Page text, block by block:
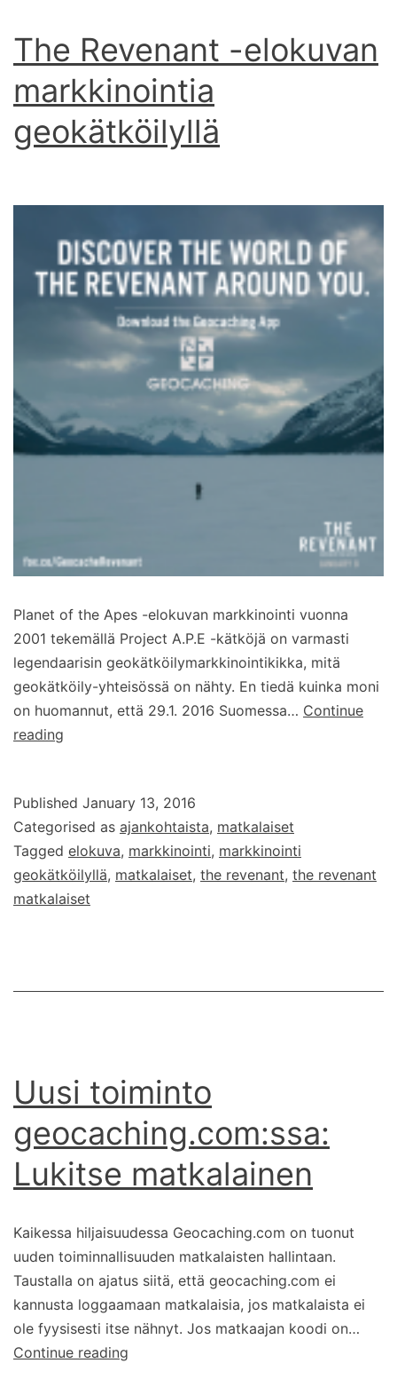
The Revenant -elokuvan
markkinointia
geokätköilyllä
Planet of the Apes -elokuvan markkinointi vuonna
2001 tekemällä Project A.P.E -kätköjä on varmasti
legendaarisin geokätköilymarkkinointikikka, mitä
geokätköily-yhteisössä on nähty. En tiedä kuinka moni
on huomannut, että 29.1. 2016 Suomessa… Continue
reading
elokuvan
markkinointia
geokätköilyllä
Published January 13, 2016
Categorised as ajankohtaista, matkalaiset
Tagged elokuva, markkinointi, markkinointi
geokätköilyllä, matkalaiset, the revenant, the revenant
matkalaiset
Uusi toiminto
geocaching.com:ssa:
Lukitse matkalainen
Kaikessa hiljaisuudessa Geocaching.com on tuonut
uuden toiminnallisuuden matkalaisten hallintaan.
Taustalla on ajatus siitä, että geocaching.com ei
kannusta loggaamaan matkalaisia, jos matkalaista ei
ole fyysisesti itse nähnyt. Jos matkaajan koodi on…
Continue reading